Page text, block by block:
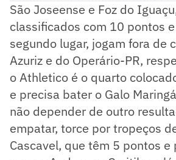
São Joseense e Foz do
classificados com 10 pontos
segundo lugar, jogam fora de
Azuriz e do Operário-PR,
o Athletico é o quarto
e precisa bater o Galo
não depender de outro
empatar, torce por tropeços
Cascavel, que têm 5 pontos e